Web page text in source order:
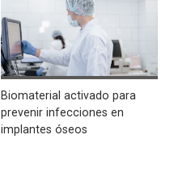
Biomaterial activado para
prevenir infecciones en
implantes óseos